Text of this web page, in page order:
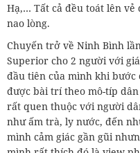
Hạ,… Tất cả đều toát lên vẻ
nao lòng.
Chuyến trở về Ninh Bình
Superior cho 2 người với
đầu tiên của mình khi bước
được bài trí theo mô-típ
rất quen thuộc với người
như ấm trà, ly nước, đến
mình cảm giác gần gũi